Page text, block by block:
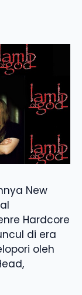
New
Hardcore
di era
oleh